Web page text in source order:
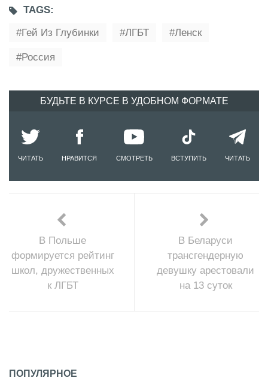
TAGS:
Гей Из Глубинки
ЛГБТ Ленск
Россия
БУДЬТЕ В КУРСЕ В УДОБНОМ ФОРМАТЕ
ЧИТАТЬ НРАВИТСЯ СМОТРЕТЬ ВСТУПИТЬ ЧИТАТЬ
В Польше
формируется рейтинг
школ, дружественных
к ЛГБТ
В Беларуси
трансгендерную
девушку арестовали
на 13 суток
ПОПУЛЯРНОЕ